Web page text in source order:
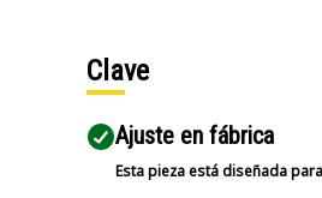
Clave
Ajuste en fábrica
Esta pieza está diseñada